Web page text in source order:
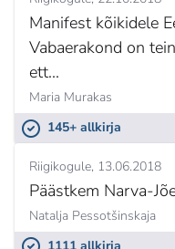
Manifest kõikidele
Vabaerakond on
ett...
Maria Murakas
145+ allkirja
Riigikogule 13.06.2018
Päästkem Narva-
Natalja Pessotšinskaja